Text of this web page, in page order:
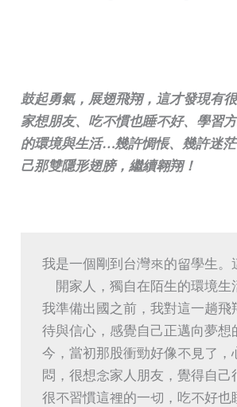
鼓起勇氣，展翅飛翔，這才發現有
家想朋友、吃不慣也睡不好、學習
的環境與生活…幾許惆悵、幾許迷
己那雙隱形翅膀，繼續翱翔！
我是一個剛到台灣來的留學生。
離開家人，獨自在陌生的環境
我準備出國之前，我對這一趟飛
待與信心，感覺自己正邁向夢想
今，當初那股衝勁好像不見了，
悶，很想念家人朋友，覺得自己
很不習慣這裡的一切，吃不好也